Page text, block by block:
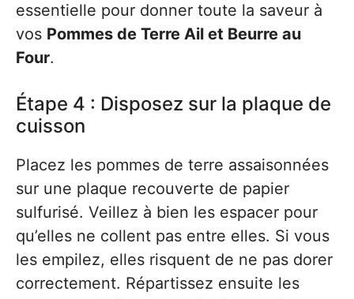
essentielle pour donner toute la saveur à
vos Pommes de Terre Ail et Beurre au
Four.
Étape 4 : Disposez sur la plaque de
cuisson
Placez les pommes de terre assaisonnées
sur une plaque recouverte de papier
sulfurisé. Veillez à bien les espacer pour
qu’elles ne collent pas entre elles. Si vous
les empilez, elles risquent de ne pas dorer
correctement. Répartissez ensuite les